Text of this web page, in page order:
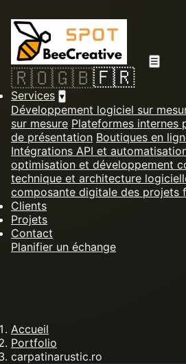
☰
🇷🇴🇬🇧🇫🇷
Services ▾
Développement logiciel sur
sur mesure Plateformes internes
de présentation Boutiques en
Intégrations API et
optimisation et développement
technique et architecture
composante digitale des projets
Clients
Projets
Contact
Planifier un échange
Accueil
Portfolio
carpatinarustic.ro